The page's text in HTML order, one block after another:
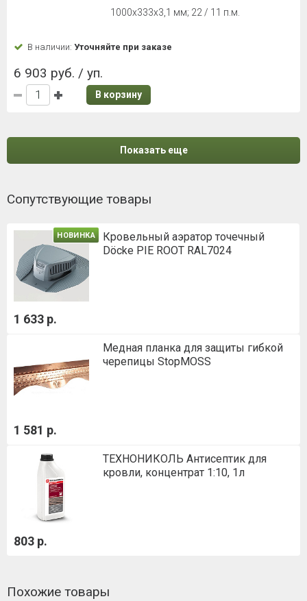
1000х333х3,1 мм; 22 / 11 п.м.
В наличии: Уточняйте при заказе
6 903 руб. / уп.
В корзину
Показать еще
Сопутствующие товары
НОВИНКА
Кровельный аэратор точечный
Döcke PIE ROOT RAL7024
1 633 р.
Медная планка для защиты гибкой
черепицы StopMOSS
1 581 р.
ТЕХНОНИКОЛЬ Антисептик для
кровли, концентрат 1:10, 1л
803 р.
Похожие товары